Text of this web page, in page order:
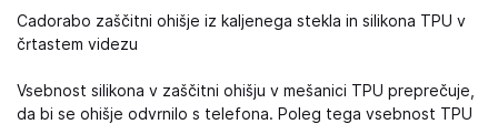
Cadorabo zaščitni ohišje iz kaljenega stekla in silikona TPU v
črtastem videzu
Vsebnost silikona v zaščitni ohišju v mešanici TPU preprečuje,
da bi se ohišje odvrnilo s telefona. Poleg tega vsebnost TPU